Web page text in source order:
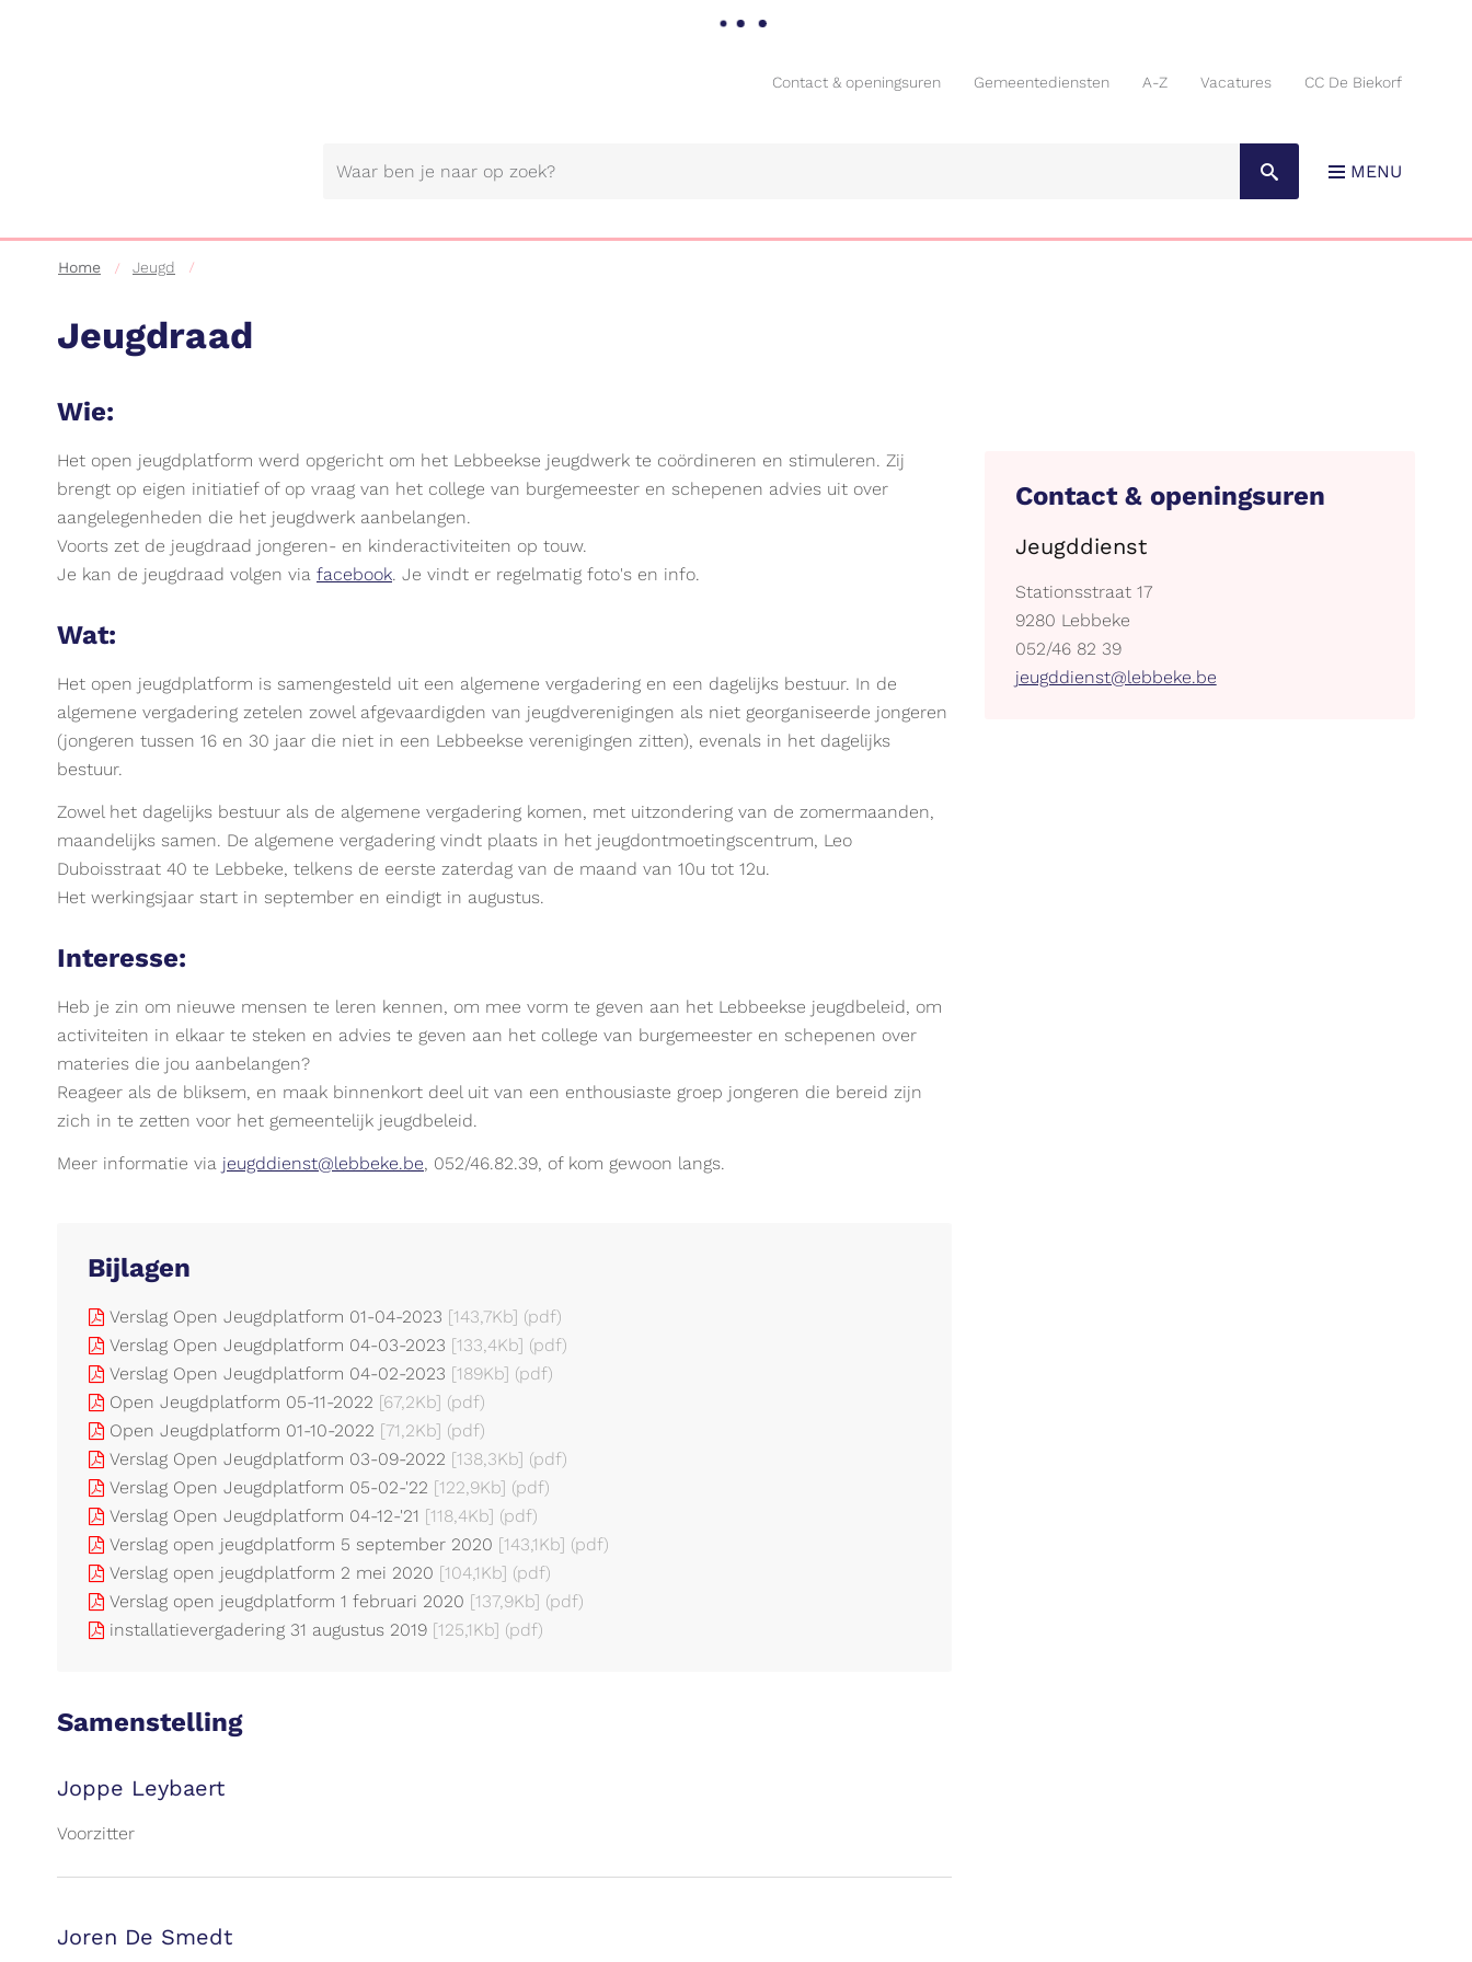
MENU
Contact & openingsuren Gemeentediensten A-Z Vacatures CC De Biekorf
Home Jeugd
Jeugdraad
Wie:
Het open jeugdplatform werd opgericht om het Lebbeekse jeugdwerk te coördineren en stimuleren. Zij
brengt op eigen initiatief of op vraag van het college van burgemeester en schepenen advies uit over
aangelegenheden die het jeugdwerk aanbelangen.
Voorts zet de jeugdraad jongeren- en kinderactiviteiten op touw.
Je kan de jeugdraad volgen via facebook. Je vindt er regelmatig foto's en info.
Wat:
Het open jeugdplatform is samengesteld uit een algemene vergadering en een dagelijks bestuur. In de
algemene vergadering zetelen zowel afgevaardigden van jeugdverenigingen als niet georganiseerde jongeren
(jongeren tussen 16 en 30 jaar die niet in een Lebbeekse verenigingen zitten), evenals in het dagelijks
bestuur.
Zowel het dagelijks bestuur als de algemene vergadering komen, met uitzondering van de zomermaanden,
maandelijks samen. De algemene vergadering vindt plaats in het jeugdontmoetingscentrum, Leo
Duboisstraat 40 te Lebbeke, telkens de eerste zaterdag van de maand van 10u tot 12u.
Het werkingsjaar start in september en eindigt in augustus.
Interesse:
Heb je zin om nieuwe mensen te leren kennen, om mee vorm te geven aan het Lebbeekse jeugdbeleid, om
activiteiten in elkaar te steken en advies te geven aan het college van burgemeester en schepenen over
materies die jou aanbelangen?
Reageer als de bliksem, en maak binnenkort deel uit van een enthousiaste groep jongeren die bereid zijn
zich in te zetten voor het gemeentelijk jeugdbeleid.
Meer informatie via jeugddienst@lebbeke.be, 052/46.82.39, of kom gewoon langs.
Bijlagen
Verslag Open Jeugdplatform 01-04-2023 [143,7Kb] (pdf)
Verslag Open Jeugdplatform 04-03-2023 [133,4Kb] (pdf)
Verslag Open Jeugdplatform 04-02-2023 [189Kb] (pdf)
Open Jeugdplatform 05-11-2022 [67,2Kb] (pdf)
Open Jeugdplatform 01-10-2022 [71,2Kb] (pdf)
Verslag Open Jeugdplatform 03-09-2022 [138,3Kb] (pdf)
Verslag Open Jeugdplatform 05-02-'22 [122,9Kb] (pdf)
Verslag Open Jeugdplatform 04-12-'21 [118,4Kb] (pdf)
Verslag open jeugdplatform 5 september 2020 [143,1Kb] (pdf)
Verslag open jeugdplatform 2 mei 2020 [104,1Kb] (pdf)
Verslag open jeugdplatform 1 februari 2020 [137,9Kb] (pdf)
installatievergadering 31 augustus 2019 [125,1Kb] (pdf)
Samenstelling
Joppe Leybaert
Voorzitter
Joren De Smedt
Contact & openingsuren
Jeugddienst
Adres
Stationsstraat 17
,
9280 Lebbeke
tel.
052/46 82 39
E-
jeugddienst@lebbeke.be